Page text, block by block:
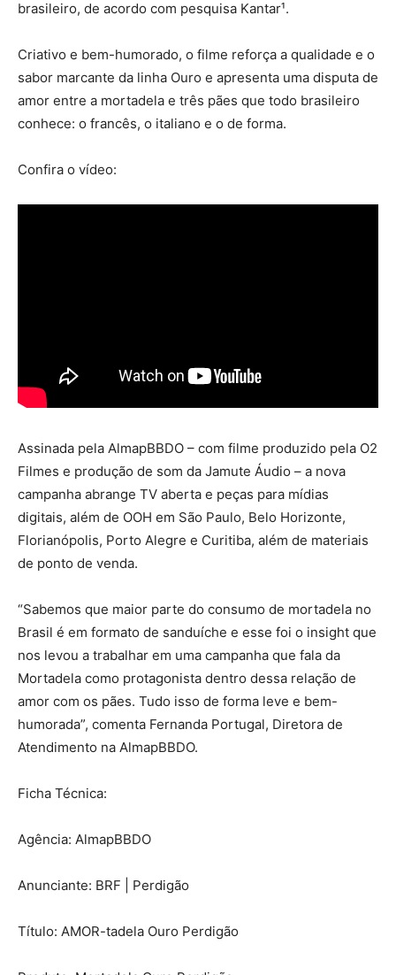
brasileiro, de acordo com pesquisa Kantar¹.
Criativo e bem-humorado, o filme reforça a qualidade e o
sabor marcante da linha Ouro e apresenta uma disputa de
amor entre a mortadela e três pães que todo brasileiro
conhece: o francês, o italiano e o de forma.
Confira o vídeo:
Assinada pela AlmapBBDO – com filme produzido pela O2
Filmes e produção de som da Jamute Áudio – a nova
campanha abrange TV aberta e peças para mídias
digitais, além de OOH em São Paulo, Belo Horizonte,
Florianópolis, Porto Alegre e Curitiba, além de materiais
de ponto de venda.
“Sabemos que maior parte do consumo de mortadela no
Brasil é em formato de sanduíche e esse foi o insight que
nos levou a trabalhar em uma campanha que fala da
Mortadela como protagonista dentro dessa relação de
amor com os pães. Tudo isso de forma leve e bem-
humorada”, comenta Fernanda Portugal, Diretora de
Atendimento na AlmapBBDO.
Ficha Técnica:
Agência: AlmapBBDO
Anunciante: BRF | Perdigão
Título: AMOR-tadela Ouro Perdigão